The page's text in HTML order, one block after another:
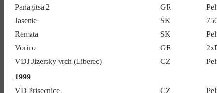
Panagitsa 2
GR
Jasenie
SK
Remata
SK
Vorino
GR
VDJ Jizersky vrch (Liberec)
CZ
1999
VD Prisecnice
CZ